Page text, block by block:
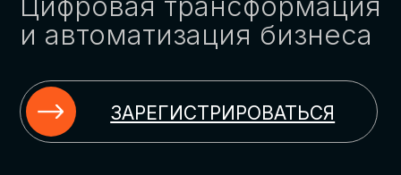
ИСКУССТВЕННЫЙ ИНТЕЛЛЕКТ
ЦИФРОВИЗАЦИЯ
ИМПОРТОЗАМЕЩЕНИЕ